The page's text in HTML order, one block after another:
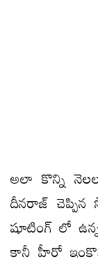
అలా కొన్ని
దీనరాజ్ చెప్పిన
షూటింగ్ లో
కానీ హీరో